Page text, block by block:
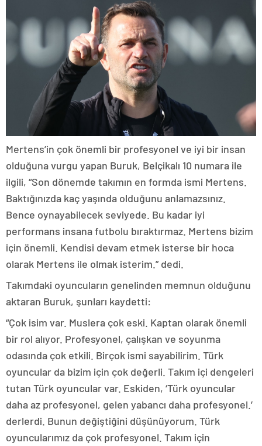
Mertens’in çok önemli bir profesyonel ve iyi bir insan
olduğuna vurgu yapan Buruk, Belçikalı 10 numara ile
ilgili, “Son dönemde takımın en formda ismi Mertens.
Baktığınızda kaç yaşında olduğunu anlamazsınız.
Bence oynayabilecek seviyede. Bu kadar iyi
performans insana futbolu bıraktırmaz. Mertens bizim
için önemli. Kendisi devam etmek isterse bir hoca
olarak Mertens ile olmak isterim.” dedi.
Takımdaki oyuncuların genelinden memnun olduğunu
aktaran Buruk, şunları kaydetti:
“Çok isim var. Muslera çok eski. Kaptan olarak önemli
bir rol alıyor. Profesyonel, çalışkan ve soyunma
odasında çok etkili. Birçok ismi sayabilirim. Türk
oyuncular da bizim için çok değerli. Takım içi dengeleri
tutan Türk oyuncular var. Eskiden, ‘Türk oyuncular
daha az profesyonel, gelen yabancı daha profesyonel.’
derlerdi. Bunun değiştiğini düşünüyorum. Türk
oyuncularımız da çok profesyonel. Takım için